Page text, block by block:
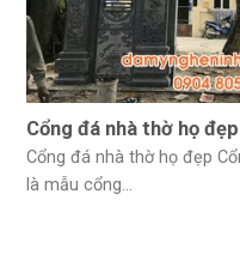
Cổng đá nhà thờ họ đẹp
Cổng đá nhà thờ họ đẹp
là mẫu cổng...